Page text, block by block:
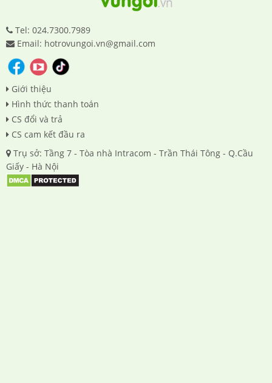
Tel: 024.7300.7989
Email: hotrovungoi.vn@gmail.com
Giới thiệu
Hình thức thanh toán
CS đổi và trả
CS cam kết đầu ra
Trụ sở: Tầng 7 - Tòa nhà Intracom - Trần Thái Tông - Q.Cầu
Giấy - Hà Nội